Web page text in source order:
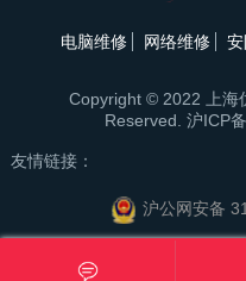
电脑维修 网络维修
Copyright © 2022 上海
Reserved. 沪ICP
友情链接：
沪公网安备